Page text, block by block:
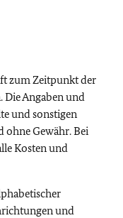
zum Zeitpunkt der
Angaben und
und sonstigen
ohne Gewähr. Bei
Kosten und
und